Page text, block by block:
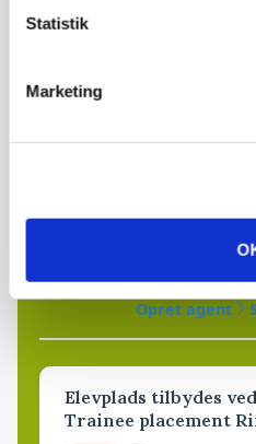
Statistik
Marketing
værdikæden om ny
81ledige
Opret agent
Elevplads tilbydes
Trainee placement